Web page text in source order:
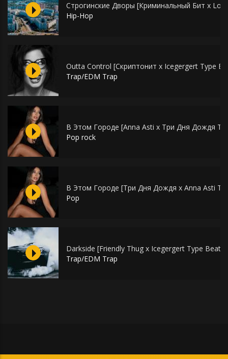
Строгинские Дворы [Криминальный Бит x
Hip-Hop
Outta Control [Скриптонит х Icegergert Type
Trap/EDM Trap
В Этом Городе [Anna Asti x Три Дня Дождя
Pop rock
В Этом Городе [Три Дня Дождя х Anna Asti
Pop
Darkside [Friendly Thug x Icegergert Type Beat
Trap/EDM Trap